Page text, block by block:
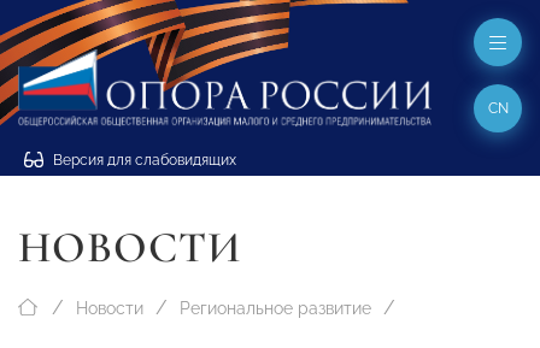
Версия для слабовидящих
CN
НОВОСТИ
Новости Региональное развитие